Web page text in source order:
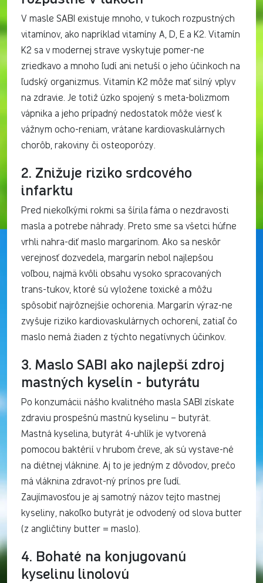
V masle SABI existuje mnoho, v tukoch rozpustných
vitamínov, ako napríklad vitamíny A, D, E a K2. Vitamín
K2 sa v modernej strave vyskytuje pomer-ne
zriedkavo a mnoho ľudí ani netuší o jeho účinkoch na
ľudský organizmus. Vitamín K2 môže mať silný vplyv
na zdravie. Je totiž úzko spojený s meta-bolizmom
vápnika a jeho prípadný nedostatok môže viesť k
vážnym ocho-reniam, vrátane kardiovaskulárnych
chorôb, rakoviny či osteoporózy.
2. Znižuje riziko srdcového
infarktu
Pred niekoľkými rokmi sa šírila fáma o nezdravosti
masla a potrebe náhrady. Preto sme sa všetci húfne
vrhli nahra-diť maslo margarínom. Ako sa neskôr
verejnosť dozvedela, margarín nebol najlepšou
voľbou, najmä kvôli obsahu vysoko spracovaných
trans-tukov, ktoré sú vyložene toxické a môžu
spôsobiť najrôznejšie ochorenia. Margarín výraz-ne
zvyšuje riziko kardiovaskulárnych ochorení, zatiaľ čo
maslo nemá žiaden z týchto negatívnych účinkov.
3. Maslo SABI ako najlepší zdroj
mastných kyselín - butyrátu
Po konzumácii nášho kvalitného masla SABI získate
zdraviu prospešnú mastnú kyselinu – butyrát.
Mastná kyselina, butyrát 4-uhlík je vytvorená
pomocou baktérií v hrubom čreve, ak sú vystave-né
na diétnej vláknine. Aj to je jedným z dôvodov, prečo
má vláknina zdravot-ný prínos pre ľudí.
Zaujímavosťou je aj samotný názov tejto mastnej
kyseliny, nakoľko butyrát je odvodený od slova butter
(z angličtiny butter = maslo).
4. Bohaté na konjugovanú
kyselinu linolovú